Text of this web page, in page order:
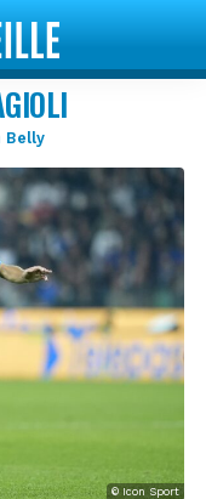
Belly
© Icon Sport